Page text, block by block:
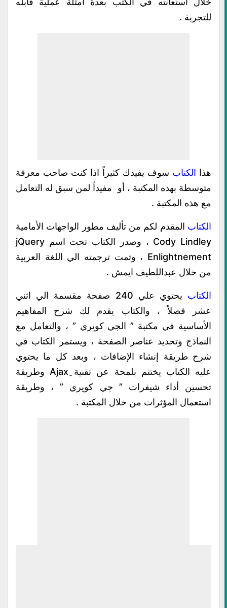
للتجربة .
هذا الكتاب سوف يفيدك كثيراً اذا كنت صاحب معرفة
متوسطة بهذه المكتبة ، أو مفيداً لمن سبق له التعامل
مع هذه المكتبة .
الكتاب المقدم لكم من تأليف مطور الواجهات الأمامية
Cody Lindley ، وصدر الكتاب تحت اسم jQuery
Enlightnement ، وتمت ترجمته الي اللغة العربية
من خلال عبداللطيف ايمش .
الكتاب
يحتوي علي 240 صفحة مقسمة الي اثني
عشر فصلاً ، والكتاب يقدم لك شرح المفاهيم
الأساسية في مكتبة ” الجي كويري ” ، والتعامل مع
النماذج وتحديد عناصر الصفحة ، ويستمر الكتاب في
شرح طريقة إنشاء الإضافات ، وبعد كل ما يحتوي
عليه الكتاب يختتم بلمحة عن تقنية ِAjax وطريقة
تحسين أداء شيفرات ” جي كويري ” ، وطريقة
استعمال المؤثرات من خلال المكتبة .